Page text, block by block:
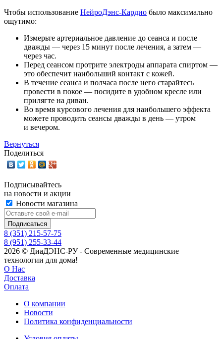
Чтобы использование НейроДэнс-Кардио было максимально
ощутимо:
Измерьте артериальное давление до сеанса и после
дважды — через 15 минут после лечения, а затем —
через час.
Перед сеансом протрите электроды аппарата спиртом —
это обеспечит наибольший контакт с кожей.
В течение сеанса и полчаса после него старайтесь
провести в покое — посидите в удобном кресле или
прилягте на диван.
Во время курсового лечения для наибольшего эффекта
можете проводить сеансы дважды в день — утром
и вечером.
Вернуться
Поделиться
Подписывайтесь
на новости и акции
Новости магазина
8 (351) 215-57-75
8 (951) 255-33-44
2026 © ДиаДЭНС-РУ - Современные медицинские
технологии для дома!
О Нас
Доставка
Оплата
О компании
Новости
Политика конфиденциальности